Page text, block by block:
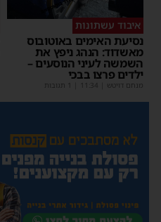
איבוד עשתונות
נסיעת האימים באוטובוס
מאשדוד: הנהג ניפץ את
השמשה לעיני הנוסעים –
ילדים פרצו בבכי
מנחם דויטש 11:34